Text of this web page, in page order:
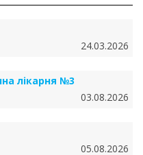
24.03.2026
лікарня №3
03.08.2026
05.08.2026